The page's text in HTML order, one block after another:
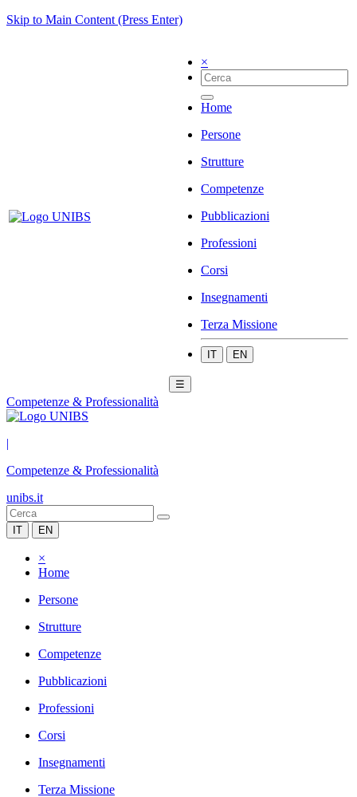
Skip to Main Content (Press Enter)
×
Home
Persone
Strutture
Competenze
Pubblicazioni
Professioni
Corsi
Insegnamenti
Terza Missione
IT EN
☰
Competenze & Professionalità
|
Competenze & Professionalità
unibs.it
IT EN
×
Home
Persone
Strutture
Competenze
Pubblicazioni
Professioni
Corsi
Insegnamenti
Terza Missione